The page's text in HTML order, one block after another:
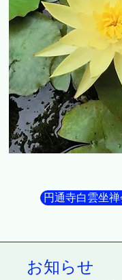
円通寺白雲坐
お知らせ